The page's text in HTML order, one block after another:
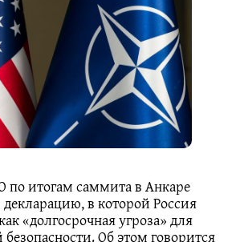
итогам саммита в Анкаре
в которой Россия
«долгосрочная угроза» для
Об этом говорится